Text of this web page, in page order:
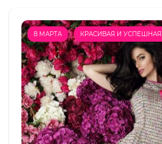
8 МАРТА КРАСИВАЯ И УСПЕШНАЯ